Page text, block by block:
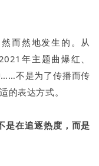
而然地发生的。从
年主题曲爆红、
不是为了传播而传
的表达方式。
是在追逐热度，而是